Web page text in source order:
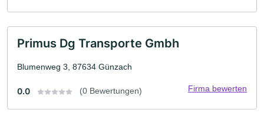
Primus Dg Transporte Gmbh
Blumenweg 3, 87634 Günzach
0.0 (0 Bewertungen) Firma bewerten